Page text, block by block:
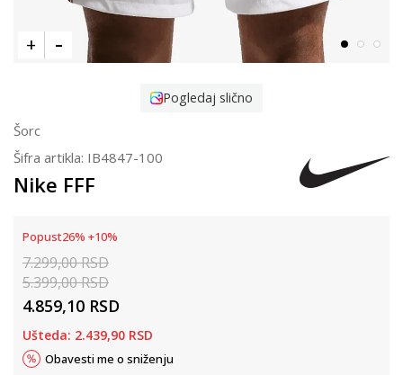
Pogledaj slično
Šorc
Šifra artikla: IB4847-100
Nike FFF
Popust26% +10%
7.299,00RSD
5.399,00RSD
4.859,10 RSD
Ušteda: 2.439,90 RSD
Obavesti me o sniženju